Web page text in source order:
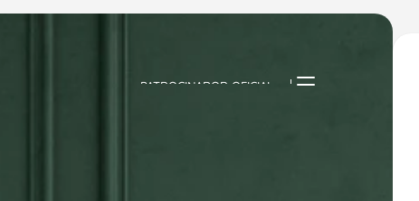
PATROCINADOR OFICIAL